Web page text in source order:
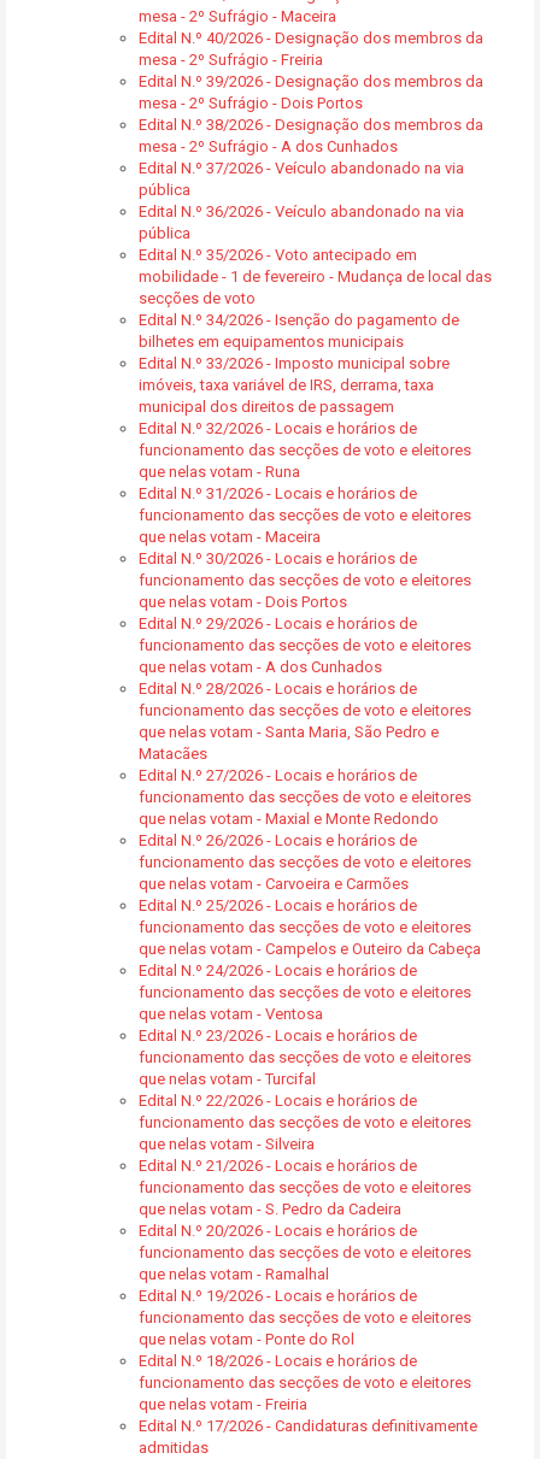
mesa - 2º Sufrágio - Maceira
Edital N.º 40/2026 - Designação dos membros da
mesa - 2º Sufrágio - Freiria
Edital N.º 39/2026 - Designação dos membros da
mesa - 2º Sufrágio - Dois Portos
Edital N.º 38/2026 - Designação dos membros da
mesa - 2º Sufrágio - A dos Cunhados
Edital N.º 37/2026 - Veículo abandonado na via
pública
Edital N.º 36/2026 - Veículo abandonado na via
pública
Edital N.º 35/2026 - Voto antecipado em
mobilidade - 1 de fevereiro - Mudança de local das
secções de voto
Edital N.º 34/2026 - Isenção do pagamento de
bilhetes em equipamentos municipais
Edital N.º 33/2026 - Imposto municipal sobre
imóveis, taxa variável de IRS, derrama, taxa
municipal dos direitos de passagem
Edital N.º 32/2026 - Locais e horários de
funcionamento das secções de voto e eleitores
que nelas votam - Runa
Edital N.º 31/2026 - Locais e horários de
funcionamento das secções de voto e eleitores
que nelas votam - Maceira
Edital N.º 30/2026 - Locais e horários de
funcionamento das secções de voto e eleitores
que nelas votam - Dois Portos
Edital N.º 29/2026 - Locais e horários de
funcionamento das secções de voto e eleitores
que nelas votam - A dos Cunhados
Edital N.º 28/2026 - Locais e horários de
funcionamento das secções de voto e eleitores
que nelas votam - Santa Maria, São Pedro e
Matacães
Edital N.º 27/2026 - Locais e horários de
funcionamento das secções de voto e eleitores
que nelas votam - Maxial e Monte Redondo
Edital N.º 26/2026 - Locais e horários de
funcionamento das secções de voto e eleitores
que nelas votam - Carvoeira e Carmões
Edital N.º 25/2026 - Locais e horários de
funcionamento das secções de voto e eleitores
que nelas votam - Campelos e Outeiro da Cabeça
Edital N.º 24/2026 - Locais e horários de
funcionamento das secções de voto e eleitores
que nelas votam - Ventosa
Edital N.º 23/2026 - Locais e horários de
funcionamento das secções de voto e eleitores
que nelas votam - Turcifal
Edital N.º 22/2026 - Locais e horários de
funcionamento das secções de voto e eleitores
que nelas votam - Silveira
Edital N.º 21/2026 - Locais e horários de
funcionamento das secções de voto e eleitores
que nelas votam - S. Pedro da Cadeira
Edital N.º 20/2026 - Locais e horários de
funcionamento das secções de voto e eleitores
que nelas votam - Ramalhal
Edital N.º 19/2026 - Locais e horários de
funcionamento das secções de voto e eleitores
que nelas votam - Ponte do Rol
Edital N.º 18/2026 - Locais e horários de
funcionamento das secções de voto e eleitores
que nelas votam - Freiria
Edital N.º 17/2026 - Candidaturas definitivamente
admitidas